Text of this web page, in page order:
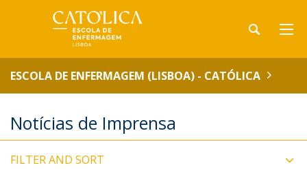
ESCOLA DE ENFERMAGEM (LISBOA) - CATÓLICA
Notícias de Imprensa
FILTER AND SORT